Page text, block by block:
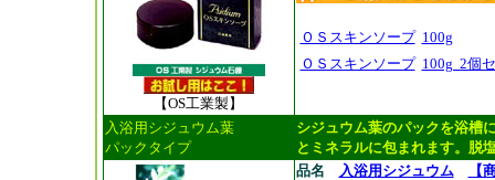
【OS工業製】
ＯＳスキンソープ 100g
ＯＳスキンソープ 100g 2個
入浴用シジュウム葉
パックタイプ
シジュウム葉のパックを浴槽
とミネラルに包まれます。脱
品名 入浴用シジュウム 【